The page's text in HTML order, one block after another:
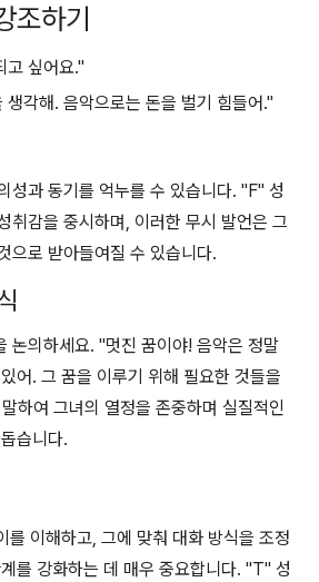
조하기
고 싶어요."
각해. 음악으로는 돈을 벌기 힘들어."
성과 동기를 억누를 수 있습니다. "F" 성
취감을 중시하며, 이러한 무시 발언은 그
으로 받아들여질 수 있습니다.
논의하세요. "멋진 꿈이야! 음악은 정말
어. 그 꿈을 이루기 위해 필요한 것들을
하여 그녀의 열정을 존중하며 실질적인
습니다.
를 이해하고, 그에 맞춰 대화 방식을 조정
를 강화하는 데 매우 중요합니다. "T" 성